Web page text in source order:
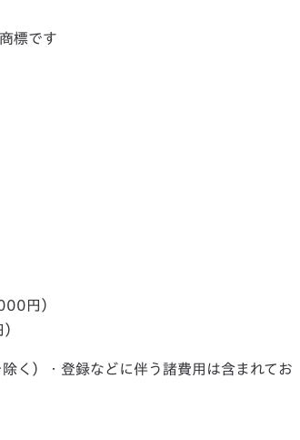
標です
円）
く）・登録などに伴う諸費用は含まれてお